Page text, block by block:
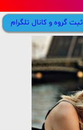
ثبت گروه و کانال تلگرام